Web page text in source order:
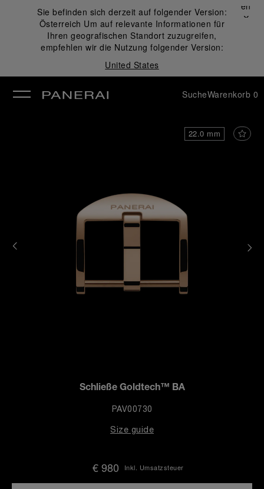
Sie befinden sich derzeit auf folgender Version:
Österreich Um auf relevante Informationen für
Ihren geografischen Standort zuzugreifen,
empfehlen wir die Nutzung folgender Version:
United States
Schließen
✕
SucheWarenkorb 0
22.0 mm
Schließe Goldtech™ BA
PAV00730
Size guide
€ 980 Inkl. Umsatzsteuer